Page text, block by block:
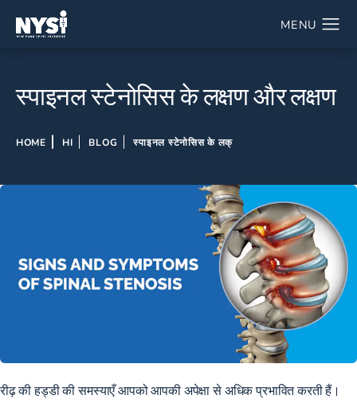
स्पाइनल स्टेनोसिस के लक्षण और लक्षण
HOME HI BLOG स्पाइनल स्टेनोसिस के लक्
रीढ़ की हड्डी की समस्याएँ आपको आपकी अपेक्षा से अधिक प्रभावित करती हैं।